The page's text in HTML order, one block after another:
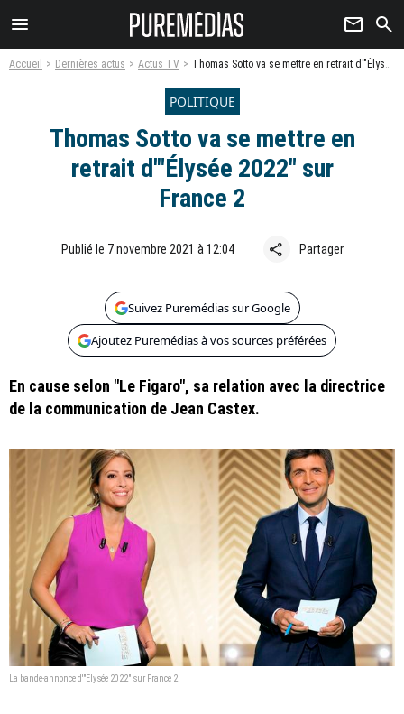
menu newsletter search
Accueil Dernières actus Actus TV Thomas Sotto va se mettre en retrait d'"Élysée 2022" sur France 2
POLITIQUE
Thomas Sotto va se mettre en
retrait d'"Élysée 2022" sur
France 2
Publié le 7 novembre 2021 à 12:04 share Partager
Suivez Puremédias sur Google
Ajoutez Puremédias à vos sources préférées
En cause selon "Le Figaro", sa relation avec la directrice
de la communication de Jean Castex.
La bande-annonce d'"Elysée 2022" sur France 2